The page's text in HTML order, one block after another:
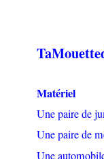
Matériel
Une paire de
Une paire de
Une